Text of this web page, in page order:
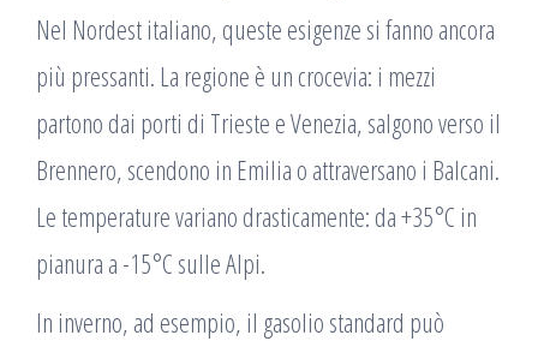
Nel Nordest italiano, queste esigenze si fanno ancora
più pressanti. La regione è un crocevia: i mezzi
partono dai porti di Trieste e Venezia, salgono verso il
Brennero, scendono in Emilia o attraversano i Balcani.
Le temperature variano drasticamente: da +35°C in
pianura a -15°C sulle Alpi.
In inverno, ad esempio, il gasolio standard può